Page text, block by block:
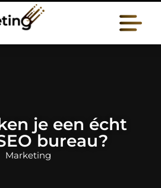
je een écht
bureau?
Marketing